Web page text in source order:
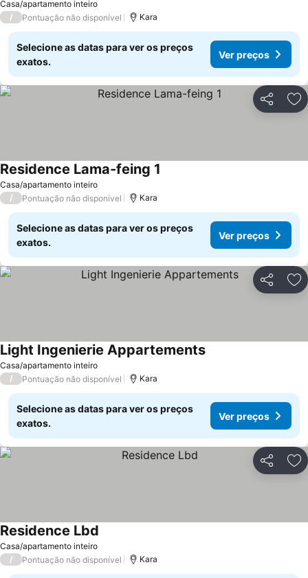
Casa/apartamento inteiro
/ Pontuação não disponível Kara
Selecione as datas para ver os preços
exatos.
Ver preços
Partilhar
Casa/apartamento inteiro
Residence Lama-feing 1
/ Pontuação não disponível Kara
Selecione as datas para ver os preços
exatos.
Ver preços
Partilhar
Casa/apartamento inteiro
Light Ingenierie AppartementsVer preços
/ Pontuação não disponível Kara
Selecione as datas para ver os preços
exatos.
Ver preços
Partilhar
Casa/apartamento inteiro
Residence Lbd
/ Pontuação não disponível Kara